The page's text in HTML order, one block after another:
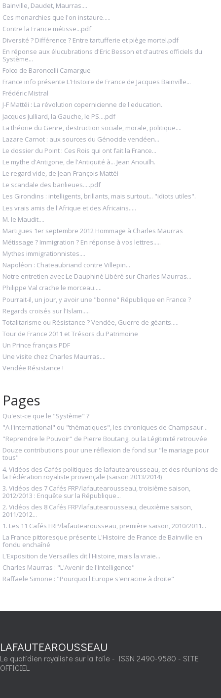
Bainville, Daudet, Maurras....
Ces monarchies que l'on instaure.....
Contre la France métisse...pdf
Diversité ? Différence ? Entre tartufferie et piège mortel.pdf
En réponse aux élucubrations d'Eric Besson et d'autres officiels du
Système...
Folco de Baroncelli Camargue
France info présente L'Histoire de France de Jacques Bainville...
Frédéric Mistral
J-F Mattéi : La révolution copernicienne de l'education.
Jacques Julliard, la Gauche, le PS....pdf
La théorie du Genre, destruction sociale, morale, politique....
Lazare Carnot : aux sources du Génocide vendéen...
Le dossier du Point : Ces Rois qui ont fait la France...
Le mythe d'Antigone, de l'Antiquité à... Jean Anouilh.
Le regard vide, de Jean-François Mattéi
Le scandale des banlieues.....pdf
Les Girondins : intelligents, brillants, mais surtout... "idiots utiles".
Les vrais amis de l'Afrique et des Africains.....
M. le Maudit....
Martigues 1er septembre 2012 Hommage à Charles Maurras
Métissage ? Immigration ? En réponse à vos lettres.....
Mythes immigrationnistes....
Napoléon : Chateaubriand contre Villepin...
Notre entretien avec Le Dauphiné Libéré sur Charles Maurras...
Philippe Val crache le morceau.....
Pourrait-il, un jour, y avoir une "bonne" République en France ?
Regards croisés sur l'Islam.....
Totalitarisme ou Résistance ? Vendée, Guerre de géants.....
Tour de France 2011 et Trésors du Patrimoine
Un Prince français PDF
Une visite chez Charles Maurras....
Vendée Résistance !
Pages
Qu'est-ce que le "Système" ?
"A l'international" ou "thématiques", les chroniques de Champsaur...
"Reprendre le Pouvoir" de Pierre Boutang, ou la Légitimité retrouvée
Douze contributions pour une réflexion de fond sur "le mariage pour
tous"
4. Vidéos des Cafés politiques de lafautearousseau, et des réunions de
la Fédération royaliste provençale (saison 2013/2014)
3. Vidéos des 7 Cafés FRP/lafautearousseau, troisième saison,
2012/2013 : Enquête sur la République...
2. Vidéos des 8 Cafés FRP/lafautearousseau, deuxième saison,
2011/2012...
1. Les 11 Cafés FRP/lafautearousseau, première saison, 2010/2011...
La France pittoresque présente L'Histoire de France de Bainville en
fondu enchaîné
L'Exposition de Versailles dit l'Histoire, mais la vraie...
Charles Maurras : "L'Avenir de l'Intelligence"
Raffaele Simone : "Pourquoi l'Europe s'enracine à droite"
LAFAUTEAROUSSEAU
Le quotidien royaliste sur la toile - ISSN 2490-9580 - SITE
OFFICIEL